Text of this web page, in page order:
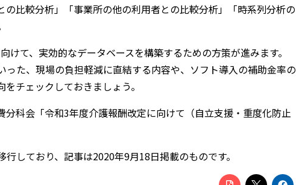
の比較分析」「事業所の他の利用者との比較分析」「時系列分析の
けて、実効的なデータベースを構築するための方策が進みます。
った、現場の負担軽減に直結する内容や、ソフト導入の補助金率の
チェックしておきましょう。
分科会「令和3年度介護報酬改定に向けて（自立支援・重度化防止
しており、記事は2020年9月18日掲載のものです。